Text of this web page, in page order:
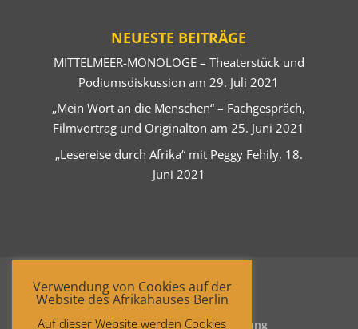
NEUESTE BEITRÄGE
MITTELMEER-MONOLOGE – Theaterstück und
Podiumsdiskussion am 29. Juli 2021
„Mein Wort an die Menschen“ – Fachgespräch,
Filmvortrag und Originalton am 25. Juni 2021
„Lesereise durch Afrika“ mit Peggy Fehily, 18.
Juni 2021
Startseite Datenschutzerklärung
Verwendung von Cookies auf der
Website des Afrikahauses Berlin
Auf dieser Website werden Cookies